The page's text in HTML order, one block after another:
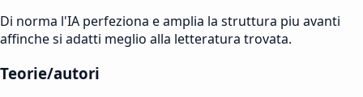
Di norma l'IA perfeziona e amplia la struttura piu avanti
affinche si adatti meglio alla letteratura trovata.
Teorie/autori